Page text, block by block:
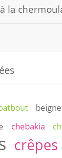
la
chebakia
crêpes